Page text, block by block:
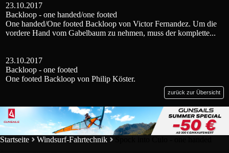
23.10.2017
Backloop - one handed/one footed
One handed/One footed Backloop von Victor Fernandez. Um die
vordere Hand vom Gabelbaum zu nehmen, muss der komplette...
23.10.2017
Backloop - one footed
One footed Backloop von Philip Köster.
zurück zur Übersicht
Startseite Windsurf-Fahrtechnik